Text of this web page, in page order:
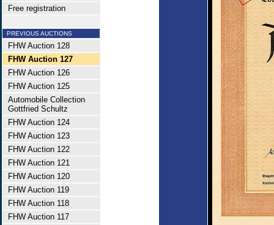
Free registration
PREVIOUS AUCTIONS
FHW Auction 128
FHW Auction 127
FHW Auction 126
FHW Auction 125
Automobile Collection
Gottfried Schultz
FHW Auction 124
FHW Auction 123
FHW Auction 122
FHW Auction 121
FHW Auction 120
FHW Auction 119
FHW Auction 118
FHW Auction 117